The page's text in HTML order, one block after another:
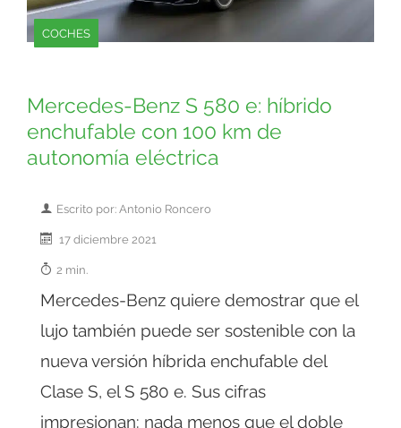
COCHES
Mercedes-Benz S 580 e: híbrido
enchufable con 100 km de
autonomía eléctrica
Escrito por: Antonio Roncero
17 diciembre 2021
2 min.
Mercedes-Benz quiere demostrar que el
lujo también puede ser sostenible con la
nueva versión híbrida enchufable del
Clase S, el S 580 e. Sus cifras
impresionan: nada menos que el doble